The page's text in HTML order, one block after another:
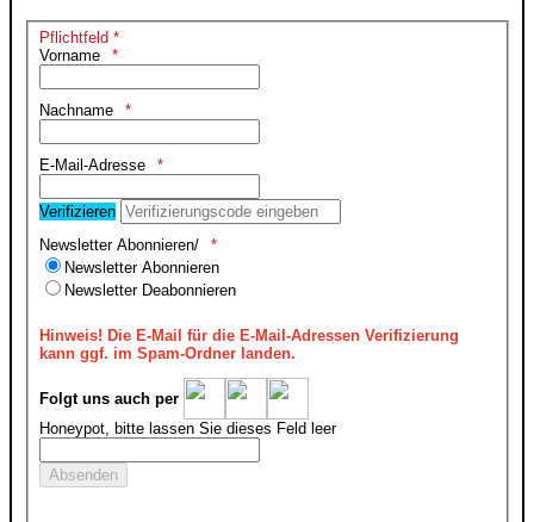
Pflichtfeld *
Vorname
Nachname
E-Mail-Adresse
Verifizieren
Newsletter Abonnieren/
Newsletter Abonnieren
Newsletter Deabonnieren
Hinweis! Die E-Mail für die E-Mail-Adressen Verifizierung
kann ggf. im Spam-Ordner landen.
Folgt uns auch per
Honeypot, bitte lassen Sie dieses Feld leer